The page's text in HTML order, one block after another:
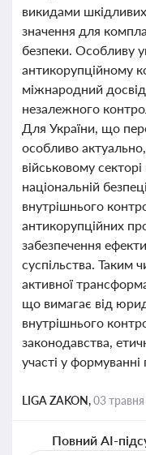
викидами
значення для
безпеки. Особливу
антикорупційному
міжнародний
незалежного
Для України, що
особливо
військовому
національній
внутрішнього
антикорупційних
забезпечення
суспільства. Таким
активної
що вимагає від
внутрішнього
законодавства,
участі у
LIGA ZAKON,03
Повний AI-